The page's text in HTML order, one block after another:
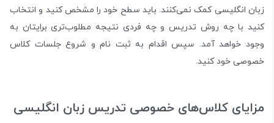
زبان انگلیسی کمک نمی‌کنند. باید سطح خود را مشخص کنید و انتخاب
کنید با چه روش تدریس و چه فردی نتیجه مطلوب‌تری برایتان به
وجود خواهد آمد. سپس اقدام به ثبت نام و شروع جلسات کلاس
خصوصی خود کنید.
مزایای کلاس‌های خصوصی تدریس زبان انگلیسی